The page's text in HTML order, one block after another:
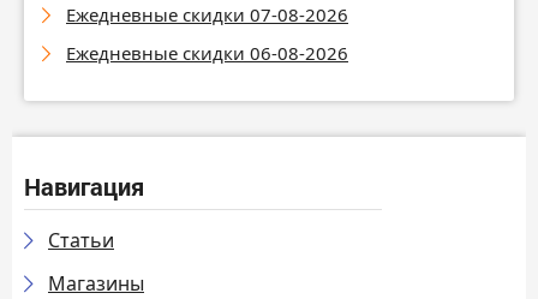
Ежедневные скидки 07-08-2026
Ежедневные скидки 06-08-2026
Навигация
Статьи
Магазины